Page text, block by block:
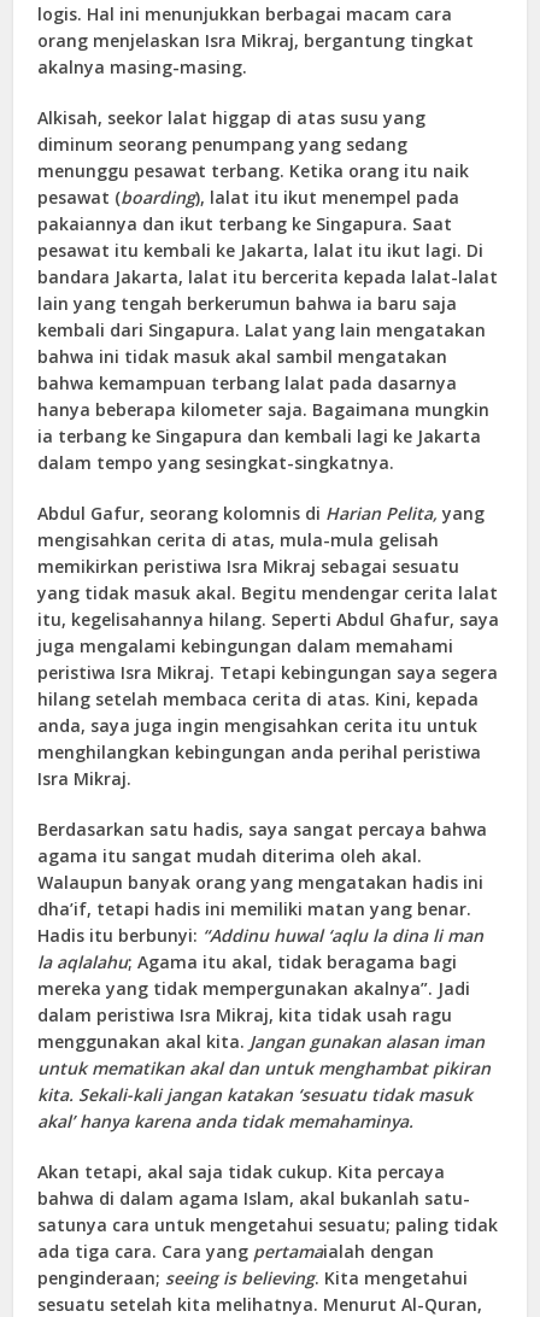
logis. Hal ini menunjukkan berbagai macam cara
orang menjelaskan Isra Mikraj, bergantung tingkat
akalnya masing-masing.
Alkisah, seekor lalat higgap di atas susu yang
diminum seorang penumpang yang sedang
menunggu pesawat terbang. Ketika orang itu naik
pesawat (boarding), lalat itu ikut menempel pada
pakaiannya dan ikut terbang ke Singapura. Saat
pesawat itu kembali ke Jakarta, lalat itu ikut lagi. Di
bandara Jakarta, lalat itu bercerita kepada lalat-lalat
lain yang tengah berkerumun bahwa ia baru saja
kembali dari Singapura. Lalat yang lain mengatakan
bahwa ini tidak masuk akal sambil mengatakan
bahwa kemampuan terbang lalat pada dasarnya
hanya beberapa kilometer saja. Bagaimana mungkin
ia terbang ke Singapura dan kembali lagi ke Jakarta
dalam tempo yang sesingkat-singkatnya.
Abdul Gafur, seorang kolomnis di Harian Pelita, yang
mengisahkan cerita di atas, mula-mula gelisah
memikirkan peristiwa Isra Mikraj sebagai sesuatu
yang tidak masuk akal. Begitu mendengar cerita lalat
itu, kegelisahannya hilang. Seperti Abdul Ghafur, saya
juga mengalami kebingungan dalam memahami
peristiwa Isra Mikraj. Tetapi kebingungan saya segera
hilang setelah membaca cerita di atas. Kini, kepada
anda, saya juga ingin mengisahkan cerita itu untuk
menghilangkan kebingungan anda perihal peristiwa
Isra Mikraj.
Berdasarkan satu hadis, saya sangat percaya bahwa
agama itu sangat mudah diterima oleh akal.
Walaupun banyak orang yang mengatakan hadis ini
dha’if, tetapi hadis ini memiliki matan yang benar.
Hadis itu berbunyi: “Addinu huwal ‘aqlu la dinali man
la aqlalahu; Agama itu akal, tidak beragama bagi
mereka yang tidak mempergunakan akalnya”. Jadi
dalam peristiwa Isra Mikraj, kita tidak usah ragu
menggunakan akal kita. Jangan gunakan alasan iman
untuk mematikan akal dan untuk menghambat pikiran
kita. Sekali-kali jangan katakan ‘sesuatu tidak masuk
akal’ hanya karena anda tidak memahaminya.
Akan tetapi, akal saja tidak cukup. Kita percaya
bahwa di dalam agama Islam, akal bukanlah satu-
satunya cara untuk mengetahui sesuatu; paling tidak
ada tiga cara. Cara yang pertamaialah dengan
penginderaan; seeing is believing. Kita mengetahui
sesuatu setelah kita melihatnya. Menurut Al-Quran,